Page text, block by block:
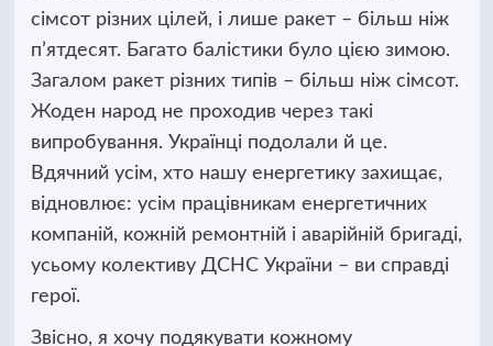
сімсот різних цілей, і лише ракет – більш ніж
п’ятдесят. Багато балістики було цією зимою.
Загалом ракет різних типів – більш ніж сімсот.
Жоден народ не проходив через такі
випробування. Українці подолали й це.
Вдячний усім, хто нашу енергетику захищає,
відновлює: усім працівникам енергетичних
компаній, кожній ремонтній і аварійній бригаді,
усьому колективу ДСНС України – ви справді
герої.
Звісно, я хочу подякувати кожному